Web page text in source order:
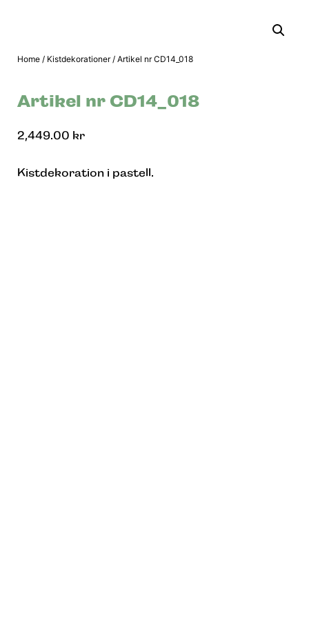
Home / Kistdekorationer/ Artikel nr CD14_018
Artikel nr CD14_018
2,449.00 kr
Kistdekoration i pastell.